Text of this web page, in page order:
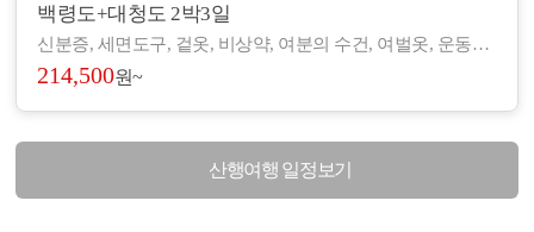
백령도+대청도 2박3일
신분증, 세면도구, 겉옷, 비상약, 여분의 수건, 여벌옷, 운동화, 간편한 복장 등 - 도서/산간 지역으로 숙박 및 편의시설이 열악하여, 세면도구, 헤어드라이기 등이 제공되지 않습니다. (숙소에 따라 헤어드라이기가 비치된 곳도 있습니다.) - 아침/저녁으로 기온차가 있기 때문에 걸칠만한 겉옷을 준비해 주시기 바랍니다. - 장기적으로 복용하고 계신 약이 있으시면, 여유 있게 준비하시기 바랍니다. - 숙소 별로 수건은 하루에 1장씩 제공되나, 여분으로 하나씩 더 챙겨 오시면 좋습니다.
214,500원~
산행여행 일정보기